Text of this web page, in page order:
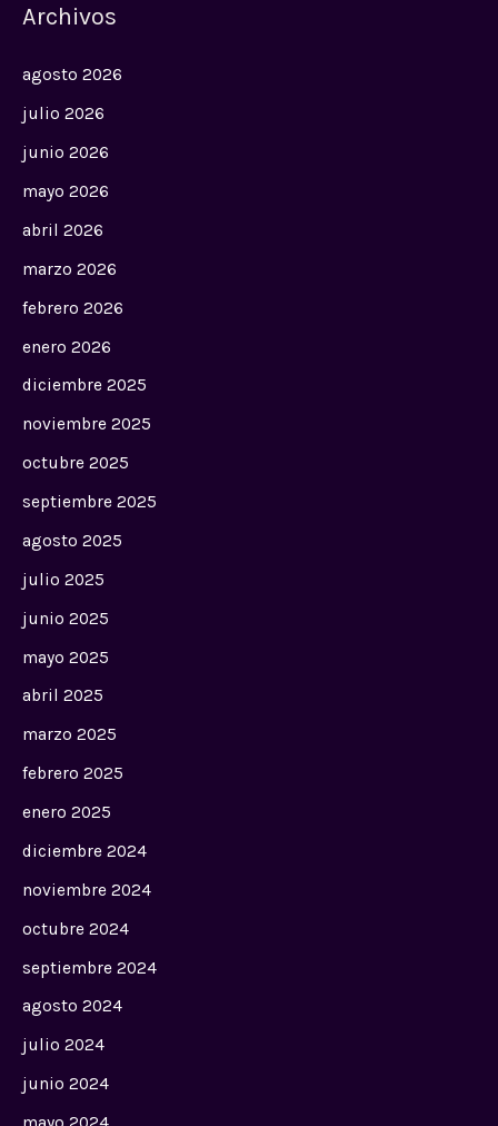
Archivos
agosto 2026
julio 2026
junio 2026
mayo 2026
abril 2026
marzo 2026
febrero 2026
enero 2026
diciembre 2025
noviembre 2025
octubre 2025
septiembre 2025
agosto 2025
julio 2025
junio 2025
mayo 2025
abril 2025
marzo 2025
febrero 2025
enero 2025
diciembre 2024
noviembre 2024
octubre 2024
septiembre 2024
agosto 2024
julio 2024
junio 2024